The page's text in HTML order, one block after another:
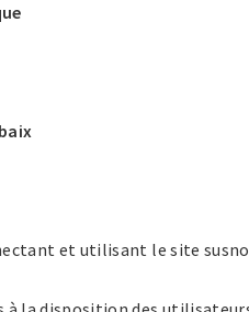
et utilisant le site